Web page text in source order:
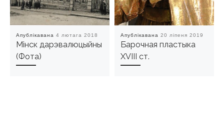
Апублікавана 4 лютага 2018
Мінск дарэвалюцыйны
(Фота)
Апублікавана 20 ліпеня 2019
Барочная пластыка
XVIII ст.